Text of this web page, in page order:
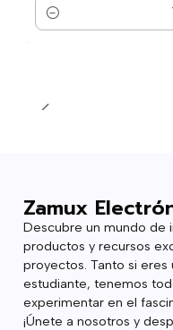
Cantidad
Zamux
Descubre un mundo de
productos y recursos
proyectos. Tanto si eres
estudiante, tenemos
experimentar en el
¡Únete a nosotros y